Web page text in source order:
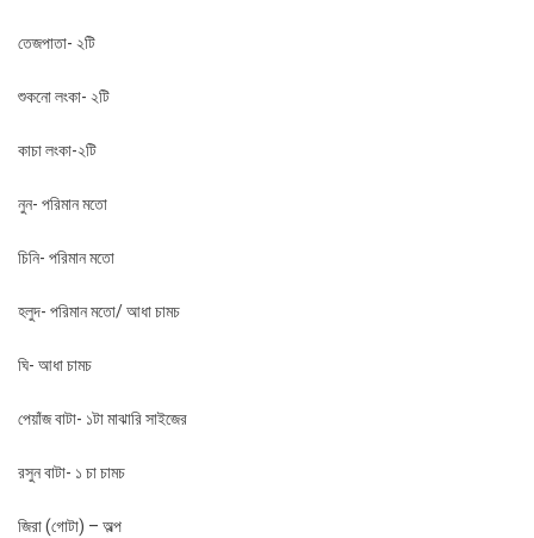
তেজপাতা- ২টি
শুকনো লংকা- ২টি
কাচা লংকা-২টি
নুন- পরিমান মতো
চিনি- পরিমান মতো
হলুদ- পরিমান মতো/ আধা চামচ
ঘি- আধা চামচ
পেয়াঁজ বাটা- ১টা মাঝারি সাইজের
রসুন বাটা- ১ চা চামচ
জিরা (গোটা) – অল্প